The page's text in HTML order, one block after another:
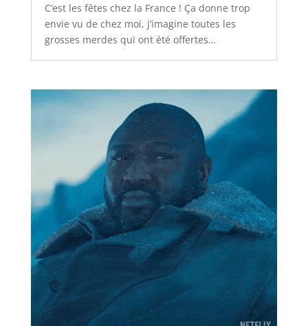
C’est les fêtes chez la France ! Ça donne trop
envie vu de chez moi, j’imagine toutes les
grosses merdes qui ont été offertes…